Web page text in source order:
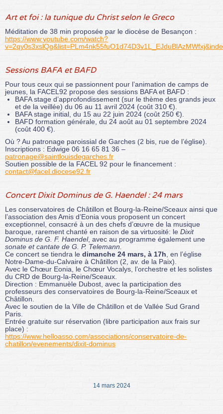
Art et foi : la tunique du Christ selon le Greco
Méditation de 38 min proposée par le diocèse de Besançon :
https://www.youtube.com/watch?
Sessions BAFA et BAFD
Pour tous ceux qui se passionnent pour l’animation de camps de
jeunes, la FACEL92 propose des sessions BAFA et BAFD :
BAFA stage d’approfondissement (sur le thème des grands jeux
et de la veillée) du 06 au 11 avril 2024 (coût 310 €).
BAFA stage initial, du 15 au 22 juin 2024 (coût 250 €).
BAFD formation générale, du 24 août au 01 septembre 2024
(coût 400 €).
Où ? Au patronage paroissial de Garches (2 bis, rue de l’église).
Inscriptions : Edwige 06 16 65 81 36 –
patronage@saintlouisdegarches.fr
Soutien possible de la FACEL 92 pour le financement :
contact@facel.diocese92.fr
Concert Dixit Dominus de G. Haendel : 24 mars
Les conservatoires de Châtillon et Bourg-la-Reine/Sceaux ainsi que
l’association des Amis d’Eonia vous proposent un concert
exceptionnel, consacré à un des chefs d’œuvre de la musique
baroque, rarement chanté en raison de sa virtuosité: le Dixit
Dominus de G. F. Haendel, avec au programme également une
sonate et cantate de G. P. Telemann.
Ce concert se tiendra le dimanche 24 mars, à 17h , en l’église
Notre-Dame-du-Calvaire à Châtillon (2, av. de la Paix).
Avec le Chœur Eonia, le Chœur Vocalys, l’orchestre et les solistes
du CRD de Bourg-la-Reine/Sceaux.
Direction : Emmanuèle Dubost, avec la participation des
professeurs des conservatoires de Bourg-la-Reine/Sceaux et
Châtillon.
Avec le soutien de la Ville de Châtillon et de Vallée Sud Grand
Paris.
Entrée gratuite sur réservation (libre participation aux frais sur
place) :
https://www.helloasso.com/associations/conservatoire-de-
chatillon/evenements/dixit-dominus
14 mars 2024